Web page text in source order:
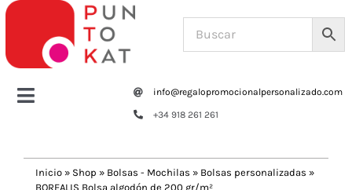
Saltar
contenido
Toggle
info@regalopromocionalpersonalizado.com
+34 918 261 261
Inicio » Shop » Bolsas - Mochilas » Bolsas personalizadas »
BOREALIS Bolsa algodón de 200 gr/m²